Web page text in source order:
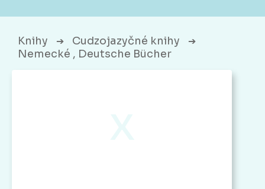
Knihy ➔ Cudzojazyčné knihy ➔
Nemecké , Deutsche Bücher